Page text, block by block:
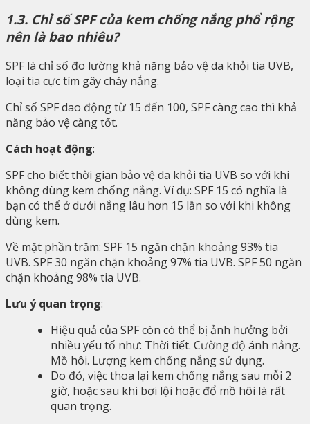
1.3. Chỉ số SPF của kem chống nắng phổ rộng
nên là bao nhiêu?
SPF là chỉ số đo lường khả năng bảo vệ da khỏi tia UVB,
loại tia cực tím gây cháy nắng.
Chỉ số SPF dao động từ 15 đến 100, SPF càng cao thì khả
năng bảo vệ càng tốt.
Cách hoạt động:
SPF cho biết thời gian bảo vệ da khỏi tia UVB so với khi
không dùng kem chống nắng. Ví dụ: SPF 15 có nghĩa là
bạn có thể ở dưới nắng lâu hơn 15 lần so với khi không
dùng kem.
Về mặt phần trăm: SPF 15 ngăn chặn khoảng 93% tia
UVB. SPF 30 ngăn chặn khoảng 97% tia UVB. SPF 50 ngăn
chặn khoảng 98% tia UVB.
Lưu ý quan trọng:
Hiệu quả của SPF còn có thể bị ảnh hưởng bởi
nhiều yếu tố như: Thời tiết. Cường độ ánh nắng.
Mồ hôi. Lượng kem chống nắng sử dụng.
Do đó, việc thoa lại kem chống nắng sau mỗi 2
giờ, hoặc sau khi bơi lội hoặc đổ mồ hôi là rất
quan trọng.